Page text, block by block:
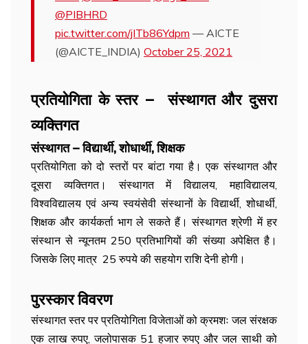
@PIBHRD
pic.twitter.com/jITb86Ydpm — AICTE
(@AICTE_INDIA) October 25, 2021
प्रतियोगिता के स्तर – संस्थागत और दुसरा
व्यक्तिगत
संस्थागत – विद्यार्थी, शोधार्थी, शिक्षक
प्रतियोगिता को दो स्तरों पर बांटा गया है। एक संस्थागत और
दूसरा व्यक्तिगत। संस्थागत में विद्यालय, महाविद्यालय,
विश्वविद्यालय एवं अन्य स्वयंसेवी संस्थानों के विद्यार्थी, शोधार्थी,
शिक्षक और कार्यकर्ता भाग ले सकते हैं। संस्थागत श्रेणी में हर
संस्थान से न्यूनतम 250 प्रतिभागियों की संख्या अपेक्षित है।
जिसके लिए मात्र 25 रुपये की सहयोग राशि देनी होगी।
पुरस्कार विवरण
संस्थागत स्तर पर प्रतियोगिता विजेताओं को क्रमशः जल संरक्षक
एक लाख रुपए, जलोपासक 51 हजार रुपए और जल साथी को